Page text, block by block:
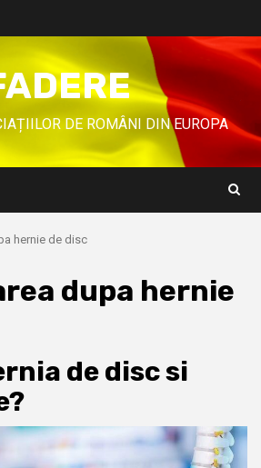
DE ROMÂNI DIN EUROPA
hernie de disc
dupa hernie
de disc si